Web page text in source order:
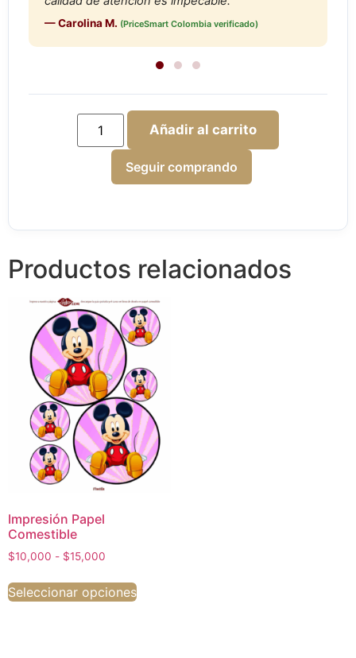
— Carolina M. (PriceSmart Colombia verificado)
Añadir al carrito
Seguir comprando
Productos relacionados
Impresión Papel
Comestible
$10,000 - $15,000
Seleccionar opciones